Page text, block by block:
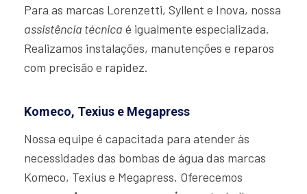
Para as marcas Lorenzetti, Syllent e Inova, nossa
assistência técnica é igualmente especializada.
Realizamos instalações, manutenções e reparos
com precisão e rapidez.
Komeco, Texius e Megapress
Nossa equipe é capacitada para atender às
necessidades das bombas de água das marcas
Komeco, Texius e Megapress. Oferecemos